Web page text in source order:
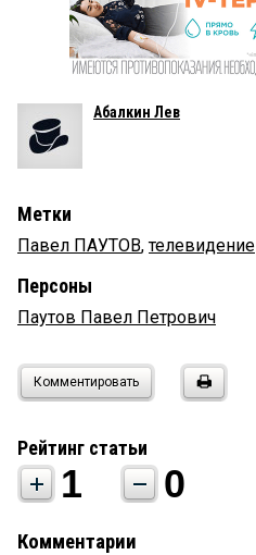
Абалкин Лев
Метки
Павел ПАУТОВ,телевидение
Персоны
Паутов Павел Петрович
Комментировать
Рейтинг статьи
1 0
Комментарии